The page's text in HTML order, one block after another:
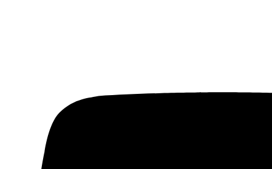
Fundación Al Fanar acerca la realidad social, política y